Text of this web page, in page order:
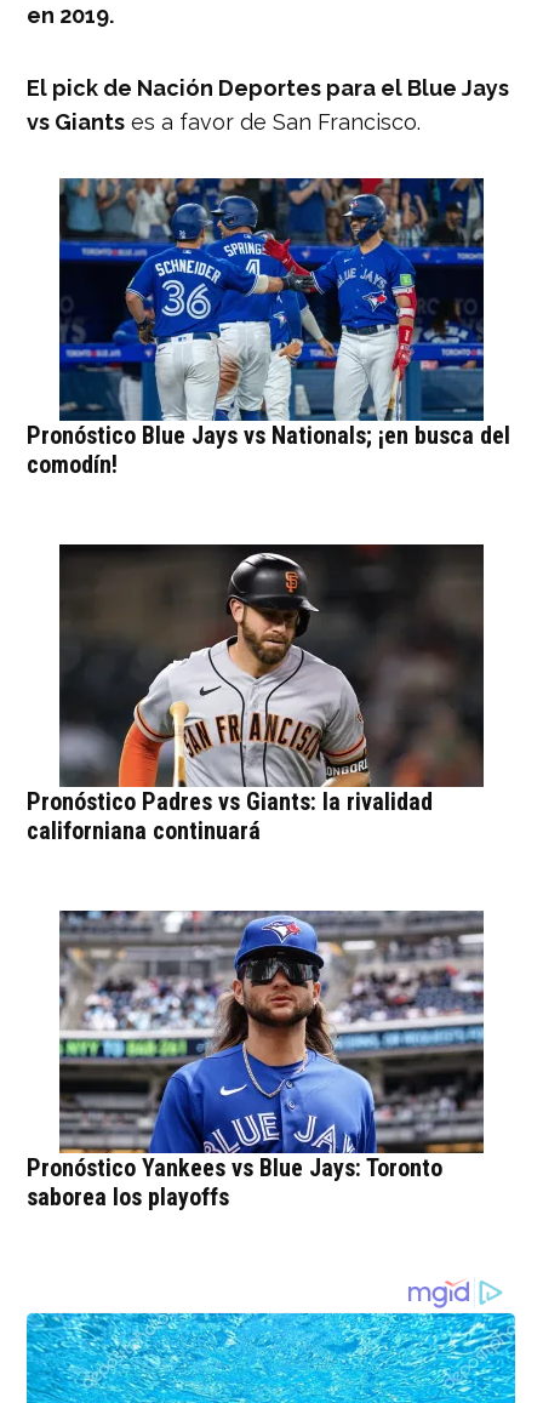
en 2019.
El pick de Nación Deportes para el Blue Jays
vs Giants es a favor de San Francisco.
Pronóstico Blue Jays vs Nationals; ¡en busca del
comodín!
Pronóstico Padres vs Giants: la rivalidad
californiana continuará
Pronóstico Yankees vs Blue Jays: Toronto
saborea los playoffs